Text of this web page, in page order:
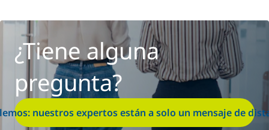
¿Tiene alguna
pregunta?
nuestros expertos están a solo un mensaje de